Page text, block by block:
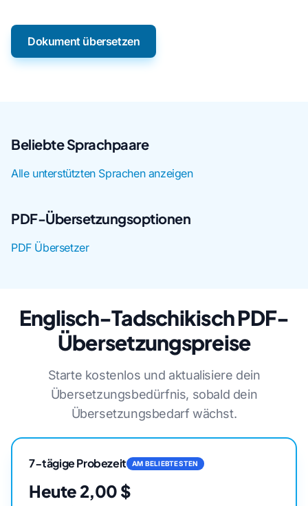
Dokument übersetzen
Beliebte Sprachpaare
Alle unterstützten Sprachen anzeigen
PDF-Übersetzungsoptionen
PDF Übersetzer
Englisch-Tadschikisch PDF-
Übersetzungspreise
Starte kostenlos und aktualisiere dein
Übersetzungsbedürfnis, sobald dein
Übersetzungsbedarf wächst.
7-tägige Probezeit AM BELIEBTESTEN
Heute 2,00 $